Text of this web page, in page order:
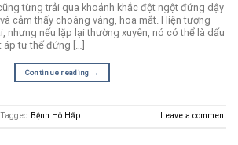
từng trải qua khoảnh khắc đột ngột đứng dậy
cảm thấy choáng váng, hoa mắt. Hiện tượng
nhưng nếu lặp lại thường xuyên, nó có thể là dấu
tư thế đứng […]
Continue reading →
Tagged Bệnh Hô Hấp Leave a comment